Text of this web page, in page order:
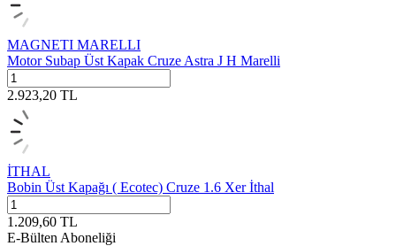
MAGNETI MARELLI
Motor Subap Üst Kapak Cruze Astra J H Marelli
2.923,20 TL
İTHAL
Bobin Üst Kapağı ( Ecotec) Cruze 1.6 Xer İthal
1.209,60 TL
E-Bülten Aboneliği